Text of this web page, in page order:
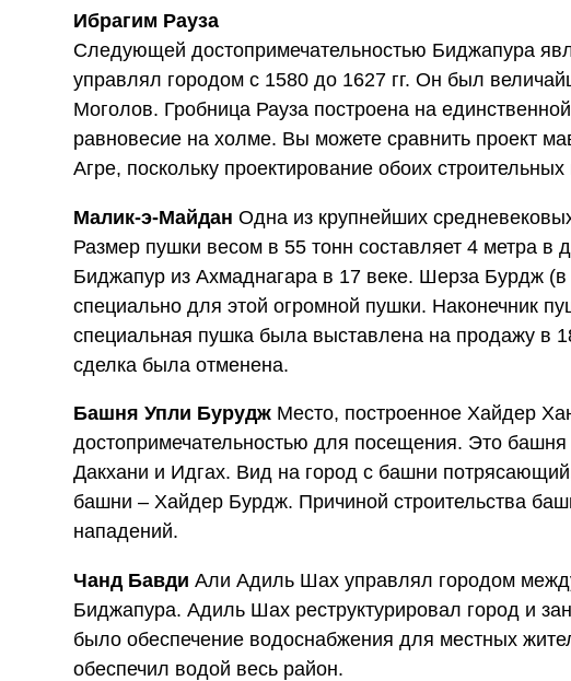
Ибрагим Рауза
Следующей достопримечательностью Биджапура
управлял городом с 1580 до 1627 гг. Он был
Моголов. Гробница Рауза построена на
равновесие на холме. Вы можете сравнить проект
Агре, поскольку проектирование обоих строительных
Малик-э-Майдан Одна из крупнейших
Размер пушки весом в 55 тонн составляет 4 метра
Биджапур из Ахмаднагара в 17 веке. Шерза Бурдж
специально для этой огромной пушки. Наконечник
специальная пушка была выставлена на продажу в
сделка была отменена.
Башня Упли Бурудж Место, построенное Хайдер
достопримечательностью для посещения. Это
Дакхани и Идгах. Вид на город с башни
башни – Хайдер Бурдж. Причиной строительства
нападений.
Чанд БавдиАли Адиль Шах управлял городом
Биджапура. Адиль Шах реструктурировал город и
было обеспечение водоснабжения для местных
обеспечил водой весь район.